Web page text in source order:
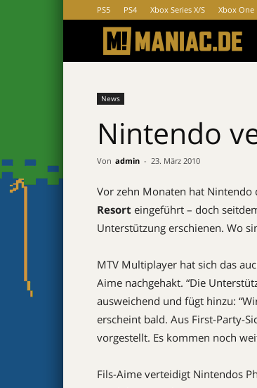
PS5 PS4 Xbox Series X/S Xbox One
News
Nintendo
Von admin - 23. März 2010
Vor zehn Monaten hat
Resort eingeführt – doch
Unterstützung erschienen. Wo
MTV Multiplayer hat sich das
Aime nachgehakt. “Die
ausweichend und fügt hinzu:
erscheint bald. Aus First-Party-
vorgestellt. Es kommen noch
Fils-Aime verteidigt Nintendos